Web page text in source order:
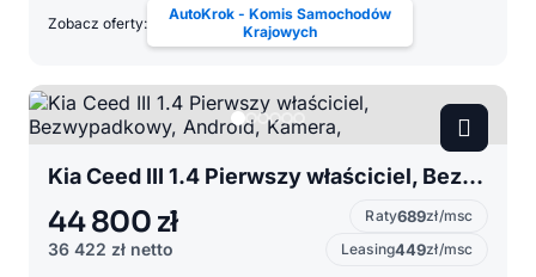
Zobacz oferty:
AutoKrok - Komis Samochodów
Krajowych
Kia Ceed III 1.4 Pierwszy właściciel, Bezwypadkowy, Android, Kamera,
44 800 zł
36 422 zł netto
Raty689zł/msc
Leasing449zł/msc